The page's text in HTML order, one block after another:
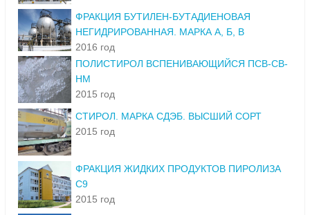
ФРАКЦИЯ БУТИЛЕН-БУТАДИЕНОВАЯ
НЕГИДРИРОВАННАЯ. МАРКА А, Б, В
2016 год
ПОЛИСТИРОЛ ВСПЕНИВАЮЩИЙСЯ ПСВ-СВ-
НМ
2015 год
СТИРОЛ. МАРКА СДЭБ. ВЫСШИЙ СОРТ
2015 год
ФРАКЦИЯ ЖИДКИХ ПРОДУКТОВ ПИРОЛИЗА
С9
2015 год